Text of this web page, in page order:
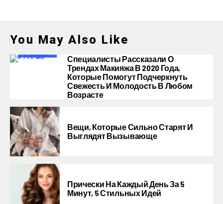
You May Also Like
Специалисты Рассказали О
Трендах Макияжа В 2020 Года,
Которые Помогут Подчеркнуть
Свежесть И Молодость В Любом
Возрасте
Вещи, Которые Сильно Старят И
Выглядят Вызывающе
Прически На Каждый День За 5
Минут, 5 Стильных Идей